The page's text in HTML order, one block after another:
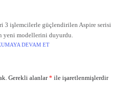
3 işlemcilerle güçlendirilen Aspire serisi
yeni modellerini duyurdu.
DEVAM ET
Gerekli alanlar* ile işaretlenmişlerdir